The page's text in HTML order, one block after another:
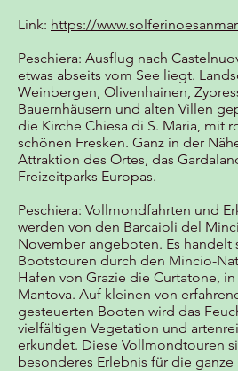
Link: https://
Peschiera: Ausflug nach
etwas abseits vom See liegt.
Weinbergen, Olivenhainen,
Bauernhäusern und alten Villen
die Kirche Chiesa di S. Maria, mit
schönen Fresken. Ganz in der
Attraktion des Ortes, das
Freizeitparks Europas.
Peschiera: Vollmondfahrten und
werden von den Barcaioli del
November angeboten. Es handelt
Bootstouren durch den Mincio-
Hafen von Grazie die Curtatone,
Mantova. Auf kleinen von
gesteuerten Booten wird das
vielfältigen Vegetation und
erkundet. Diese Vollmondtouren
besonderes Erlebnis für die ganze